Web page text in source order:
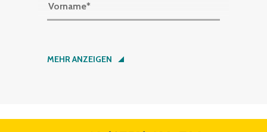
Vorname*
Nachname*
MEHR ANZEIGEN